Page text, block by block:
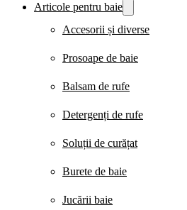
Articole pentru baie
Accesorii și diverse
Prosoape de baie
Balsam de rufe
Detergenți de rufe
Soluții de curățat
Burete de baie
Jucării baie